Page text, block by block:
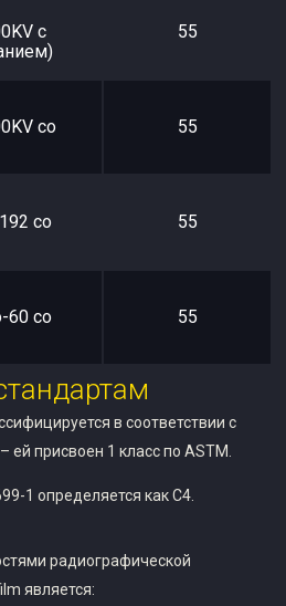
с
55
со
55
со
55
60 со
55
в соответствии с
присвоен 1 класс по ASTM.
1 определяется как C4.
радиографической
является: